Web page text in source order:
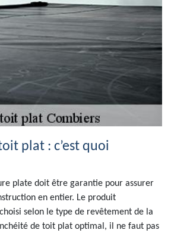
plat : c’est quoi
plate doit être garantie pour assurer
en entier. Le produit
selon le type de revêtement de la
de toit plat optimal, il ne faut pas